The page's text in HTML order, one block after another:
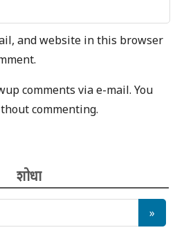
and website in this browser
comments via e-mail. You
commenting.
शोधा